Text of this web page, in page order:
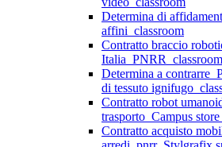
Determina di
affini_classroom
Contratto braccio
Italia_PNRR_classroom
Determina a
di tessuto
Contratto robot
trasporto_Campus
Contratto acquisto